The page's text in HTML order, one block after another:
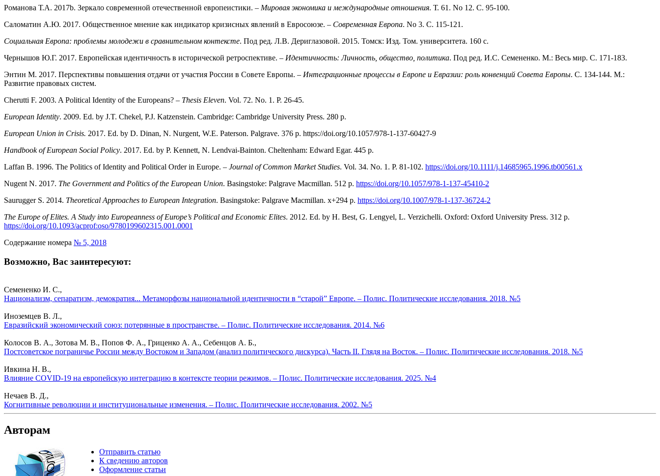
Романова Т.А. 2017b. Зеркало современной отечественной европеистики. – Мировая экономика и международные отношения. Т. 61. No 12. С. 95-100.
Саломатин А.Ю. 2017. Общественное мнение как индикатор кризисных явлений в Евросоюзе. – Современная Европа. No 3. С. 115-121.
Социальная Европа: проблемы молодежи в сравнительном контексте. Под ред. Л.В. Дериглазовой. 2015. Томск: Изд. Том. университета. 160 с.
Чернышов Ю.Г. 2017. Европейская идентичность в исторической ретроспективе. – Идентичность: Личность, общество, политика. Под ред. И.С. Семененко. М.: Весь мир. С. 171-183.
Энтин М. 2017. Перспективы повышения отдачи от участия России в Совете Европы. – Интеграционные процессы в Европе и Евразии: роль конвенций Совета Европы. С. 134-144. М.:
Развитие правовых систем.
Cherutti F. 2003. A Political Identity of the Europeans? – Thesis Eleven. Vol. 72. No. 1. P. 26-45.
European Identity. 2009. Ed. by J.T. Chekel, P.J. Katzenstein. Cambridge: Cambridge University Press. 280 p.
European Union in Crisis. 2017. Ed. by D. Dinan, N. Nurgent, W.E. Paterson. Palgrave. 376 p. https://doi.org/10.1057/978-1-137-60427-9
Handbook of European Social Policy. 2017. Ed. by P. Kennett, N. Lendvai-Bainton. Cheltenham: Edward Egar. 445 p.
Laffan B. 1996. The Politics of Identity and Political Order in Europe. – Journal of Common Market Studies. Vol. 34. No. 1. P. 81-102. https://doi.org/10.1111/j.14685965.1996.tb00561.x
Nugent N. 2017. The Government and Politics of the European Union. Basingstoke: Palgrave Macmillan. 512 p. https://doi.org/10.1057/978-1-137-45410-2
Saurugger S. 2014. Theoretical Approaches to European Integration. Basingstoke: Palgrave Macmillan. x+294 p. https://doi.org/10.1007/978-1-137-36724-2
The Europe of Elites. A Study into Europeanness of Europe’s Political and Economic Elites. 2012. Ed. by H. Best, G. Lengyel, L. Verzichelli. Oxford: Oxford University Press. 312 p.
https://doi.org/10.1093/acprof:oso/9780199602315.001.0001
Содержание номера № 5, 2018
Возможно, Вас заинтересуют:
Семененко И. С.,
Национализм, сепаратизм, демократия... Метаморфозы национальной идентичности в “старой” Европе. – Полис. Политические исследования. 2018. №5
Иноземцев В. Л.,
Евразийский экономический союз: потерянные в пространстве. – Полис. Политические исследования. 2014. №6
Колосов В. А., Зотова М. В., Попов Ф. А., Гриценко А. А., Себенцов А. Б.,
Постсоветское пограничье России между Востоком и Западом (анализ политического дискурса). Часть II. Глядя на Восток. – Полис. Политические исследования. 2018. №5
Ивкина Н. В.,
Влияние COVID-19 на европейскую интеграцию в контексте теории режимов. – Полис. Политические исследования. 2025. №4
Нечаев В. Д.,
Когнитивные революции и институциональные изменения. – Полис. Политические исследования. 2002. №5
Авторам
Отправить статью
К сведению авторов
Оформление статьи